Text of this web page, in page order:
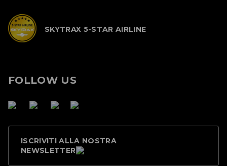
SKYTRAX 5-STAR AIRLINE
FOLLOW US
ISCRIVITI ALLA NOSTRA
NEWSLETTER